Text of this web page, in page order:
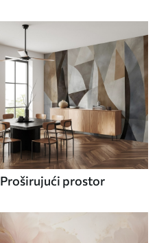
Proširujući prostor